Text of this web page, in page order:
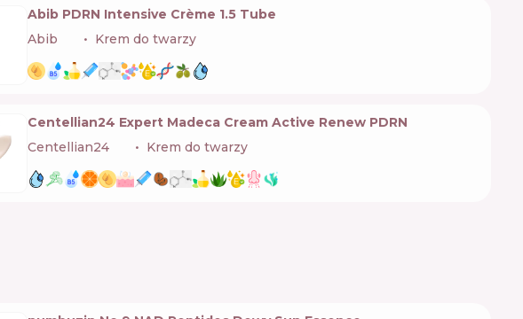
Abib PDRN Intensive Crème 1.5 Tube
Abib
Krem do twarzy
Centellian24 Expert Madeca Cream Active Renew PDRN
Centellian24
Krem do twarzy